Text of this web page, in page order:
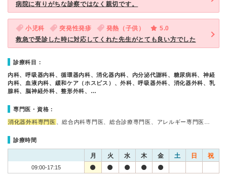
病院に有りがちな診察ではなく親切です。
小児科 突発性発疹 発熱（子供）
5.0
救急で受診した時に対応してくれた先生がとても良い方でした
診療科目：
内科、呼吸器内科、循環器内科、消化器内科、内分泌代謝科、糖尿病科、神経
内科、血液内科、緩和ケア（ホスピス）、外科、呼吸器外科、消化器外科、乳
腺科、脳神経外科、整形外科、…
専門医・資格：
消化器外科専門医 、総合内科専門医、総合診療専門医、アレルギー専門医…
診療時間
月 火 水 木 金 土 日 祝
09:00-17:15